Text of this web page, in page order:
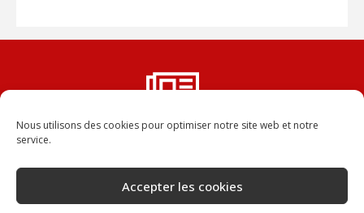
Nous utilisons des cookies pour optimiser notre site web et notre
service.
Accepter les cookies
Vous ne voulez rater aucun
dans votre boîte aux lettres.